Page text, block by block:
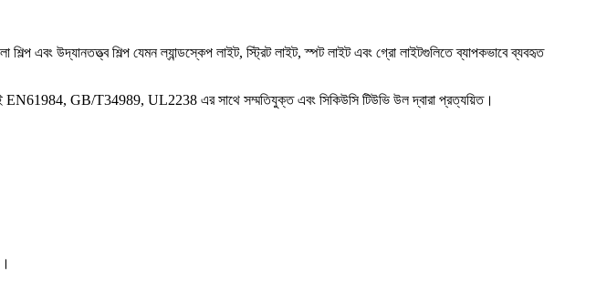
এবং উদ্যানতত্ত্ব শিল্প যেমন ল্যান্ডস্কেপ লাইট, স্ট্রিট লাইট, স্পট লাইট এবং গ্রো লাইটগুলিতে ব্যাপকভাবে ব্যবহৃত
EN61984, GB/T34989, UL2238 এর সাথে সম্মতিযুক্ত এবং সিকিউসি টিউভি উল দ্বারা প্রত্যয়িত।